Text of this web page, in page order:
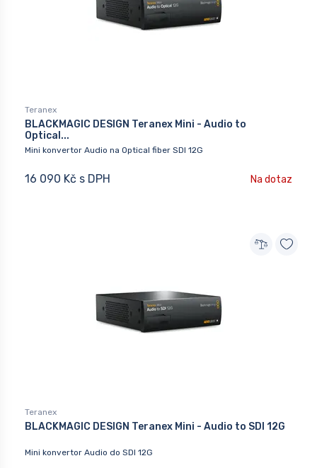
Teranex
BLACKMAGIC DESIGN Teranex Mini - Audio to
Optical...
Mini konvertor Audio na Optical fiber SDI 12G
16 090 Kč s DPH Na dotaz
Teranex
BLACKMAGIC DESIGN Teranex Mini - Audio to SDI 12G
Mini konvertor Audio do SDI 12G